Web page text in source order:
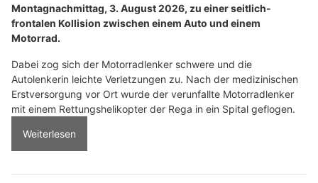
Montagnachmittag, 3. August 2026, zu einer seitlich-
frontalen Kollision zwischen einem Auto und einem
Motorrad.
Dabei zog sich der Motorradlenker schwere und die
Autolenkerin leichte Verletzungen zu. Nach der medizinischen
Erstversorgung vor Ort wurde der verunfallte Motorradlenker
mit einem Rettungshelikopter der Rega in ein Spital geflogen.
Weiterlesen